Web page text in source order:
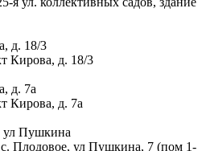
д. 18/3
Кирова, д. 18/3
д. 7а
Кирова, д. 7а
ул Пушкина
Плодовое, ул Пушкина, 7 (пом 1-